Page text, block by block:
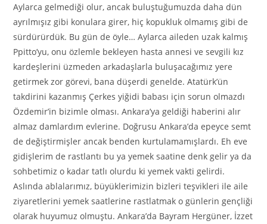
Aylarca gelmediği olur, ancak buluştuğumuzda daha dün
ayrılmışız gibi konulara girer, hiç kopukluk olmamış gibi de
sürdürürdük. Bu gün de öyle… Aylarca aileden uzak kalmış
Ppitto’yu, onu özlemle bekleyen hasta annesi ve sevgili kız
kardeşlerini üzmeden arkadaşlarla buluşacağımız yere
getirmek zor görevi, bana düşerdi genelde. Atatürk’ün
takdirini kazanmış Çerkes yiğidi babası için sorun olmazdı
Özdemir’in bizimle olması. Ankara’ya geldiği haberini alır
almaz damlardım evlerine. Doğrusu Ankara’da epeyce semt
de değiştirmişler ancak benden kurtulamamışlardı. Eh eve
gidişlerim de rastlantı bu ya yemek saatine denk gelir ya da
sohbetimiz o kadar tatlı olurdu ki yemek vakti gelirdi.
Aslında ablalarımız, büyüklerimizin bizleri teşvikleri ile aile
ziyaretlerini yemek saatlerine rastlatmak o günlerin gençliği
olarak huyumuz olmuştu. Ankara’da Bayram Hergüner, İzzet